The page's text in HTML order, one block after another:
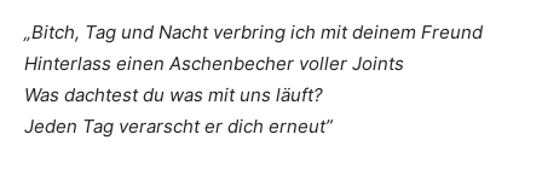
„Bitch, Tag und Nacht verbring ich mit deinem Freund
Hinterlass einen Aschenbecher voller Joints
Was dachtest du was mit uns läuft?
Jeden Tag verarscht er dich erneut”